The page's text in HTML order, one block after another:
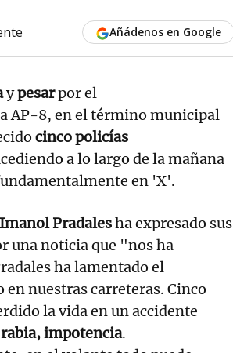
Añádenos en Google
ypesarpor el
AP-8, en el término municipal
cinco policías
a lo largo de la mañana
en 'X'.
Imanol Pradalesha expresado sus
una noticia que "nos ha
ha lamentado el
nuestras carreteras. Cinco
la vida en un accidente
impotencia.